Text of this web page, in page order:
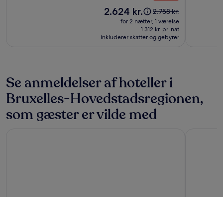
Prisen
2.624 kr.
Prisen
var
2.758 kr.,
se
2.758 kr.
for 2 nætter, 1 værelse
1.312 kr. pr. nat
inkluderer skatter og gebyrer
Se anmeldelser af hoteller i
Bruxelles-Hovedstadsregionen,
som gæster er vilde med